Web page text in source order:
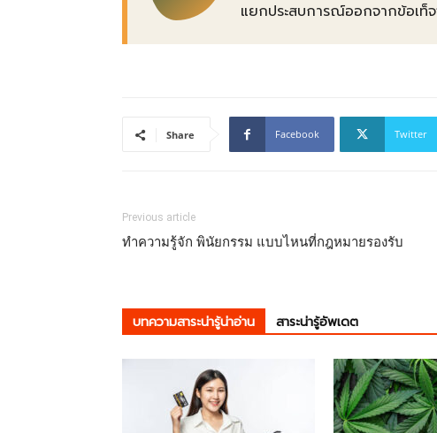
แยกประสบการณ์ออกจากข้อเท็จ
Share Facebook Twitter
Previous article
ทำความรู้จัก พินัยกรรม แบบไหนที่กฎหมายรองรับ
บทความสาระน่ารู้น่าอ่าน สาระน่ารู้อัพเดต